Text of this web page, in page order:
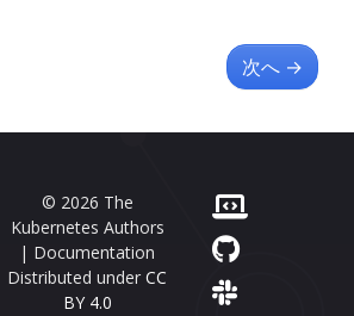
次へ →
© 2026 The
Kubernetes Authors
| Documentation
Distributed under CC
BY 4.0